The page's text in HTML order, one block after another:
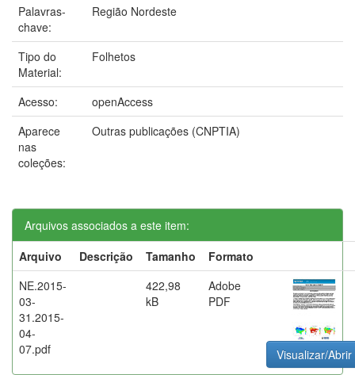
Palavras-
chave:
Região Nordeste
Tipo do
Material:
Folhetos
Acesso:
openAccess
Aparece
nas
coleções:
Outras publicações (CNPTIA)
Arquivos associados a este item:
Arquivo
Descrição Tamanho
Formato
NE.2015-
03-
31.2015-
04-
07.pdf
422,98
kB
Adobe
PDF
Visualizar/Abrir